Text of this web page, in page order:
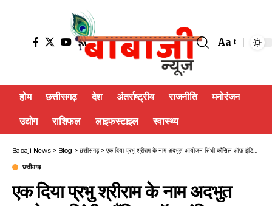
Aa
होम छत्तीसगढ़ देश अंतर्राष्ट्रीय राजनीति मनोरंजन
उद्योग राशिफल लाइफस्टाइल स्वास्थ्य
Babaji News > Blog > छत्तीसगढ़> एक दिया प्रभु श्रीराम के नाम अदभुत आयोजन सिंधी कौंसिल ऑफ़ इंडिया का
छत्तीसगढ़
एक दिया प्रभु श्रीराम के नाम अदभुत